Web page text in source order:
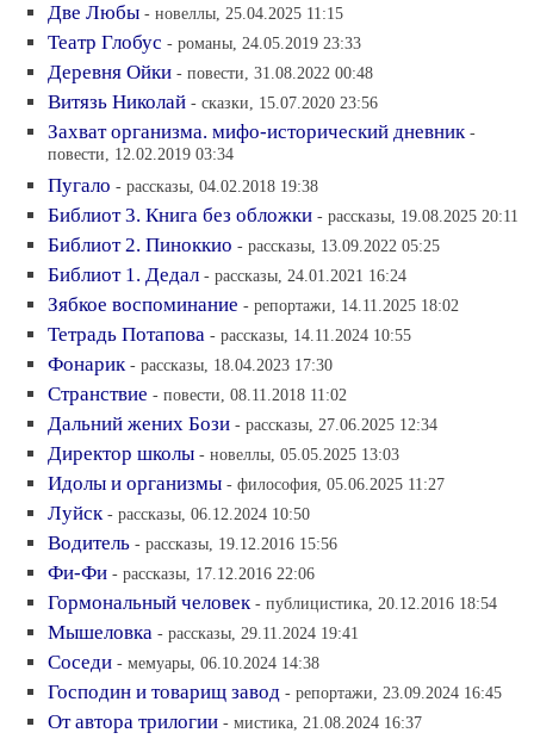
Две Любы - новеллы, 25.04.2025 11:15
Театр Глобус - романы, 24.05.2019 23:33
Деревня Ойки - повести, 31.08.2022 00:48
Витязь Николай - сказки, 15.07.2020 23:56
Захват организма. мифо-исторический дневник -
повести, 12.02.2019 03:34
Пугало - рассказы, 04.02.2018 19:38
Библиот 3. Книга без обложки - рассказы, 19.08.2025 20:11
Библиот 2. Пиноккио - рассказы, 13.09.2022 05:25
Библиот 1. Дедал - рассказы, 24.01.2021 16:24
Зябкое воспоминание - репортажи, 14.11.2025 18:02
Тетрадь Потапова - рассказы, 14.11.2024 10:55
Фонарик - рассказы, 18.04.2023 17:30
Странствие - повести, 08.11.2018 11:02
Дальний жених Бози - рассказы, 27.06.2025 12:34
Директор школы - новеллы, 05.05.2025 13:03
Идолы и организмы - философия, 05.06.2025 11:27
Луйск - рассказы, 06.12.2024 10:50
Водитель - рассказы, 19.12.2016 15:56
Фи-Фи - рассказы, 17.12.2016 22:06
Гормональный человек - публицистика, 20.12.2016 18:54
Мышеловка - рассказы, 29.11.2024 19:41
Соседи - мемуары, 06.10.2024 14:38
Господин и товарищ завод - репортажи, 23.09.2024 16:45
От автора трилогии - мистика, 21.08.2024 16:37